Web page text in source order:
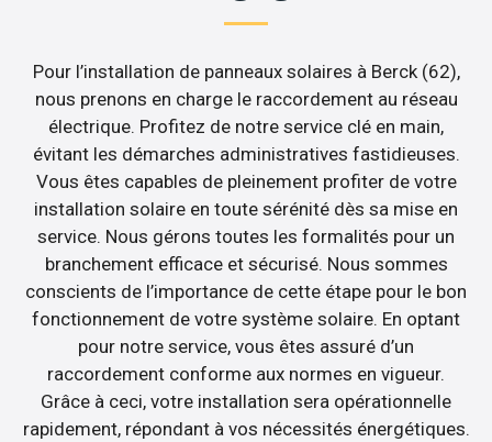
Pour l’installation de panneaux solaires à Berck (62),
nous prenons en charge le raccordement au réseau
électrique. Profitez de notre service clé en main,
évitant les démarches administratives fastidieuses.
Vous êtes capables de pleinement profiter de votre
installation solaire en toute sérénité dès sa mise en
service. Nous gérons toutes les formalités pour un
branchement efficace et sécurisé. Nous sommes
conscients de l’importance de cette étape pour le bon
fonctionnement de votre système solaire. En optant
pour notre service, vous êtes assuré d’un
raccordement conforme aux normes en vigueur.
Grâce à ceci, votre installation sera opérationnelle
rapidement, répondant à vos nécessités énergétiques.